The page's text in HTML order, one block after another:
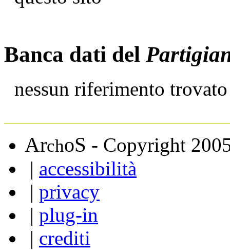
Banca dati del
nessun riferimento trovato
ArchoS - Copyright
| accessibilità
| privacy
| plug-in
| crediti